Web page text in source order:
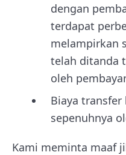
dengan
terdapat
melampirkan
telah ditanda
oleh
Biaya
sepenuhnya
Kami meminta maaf